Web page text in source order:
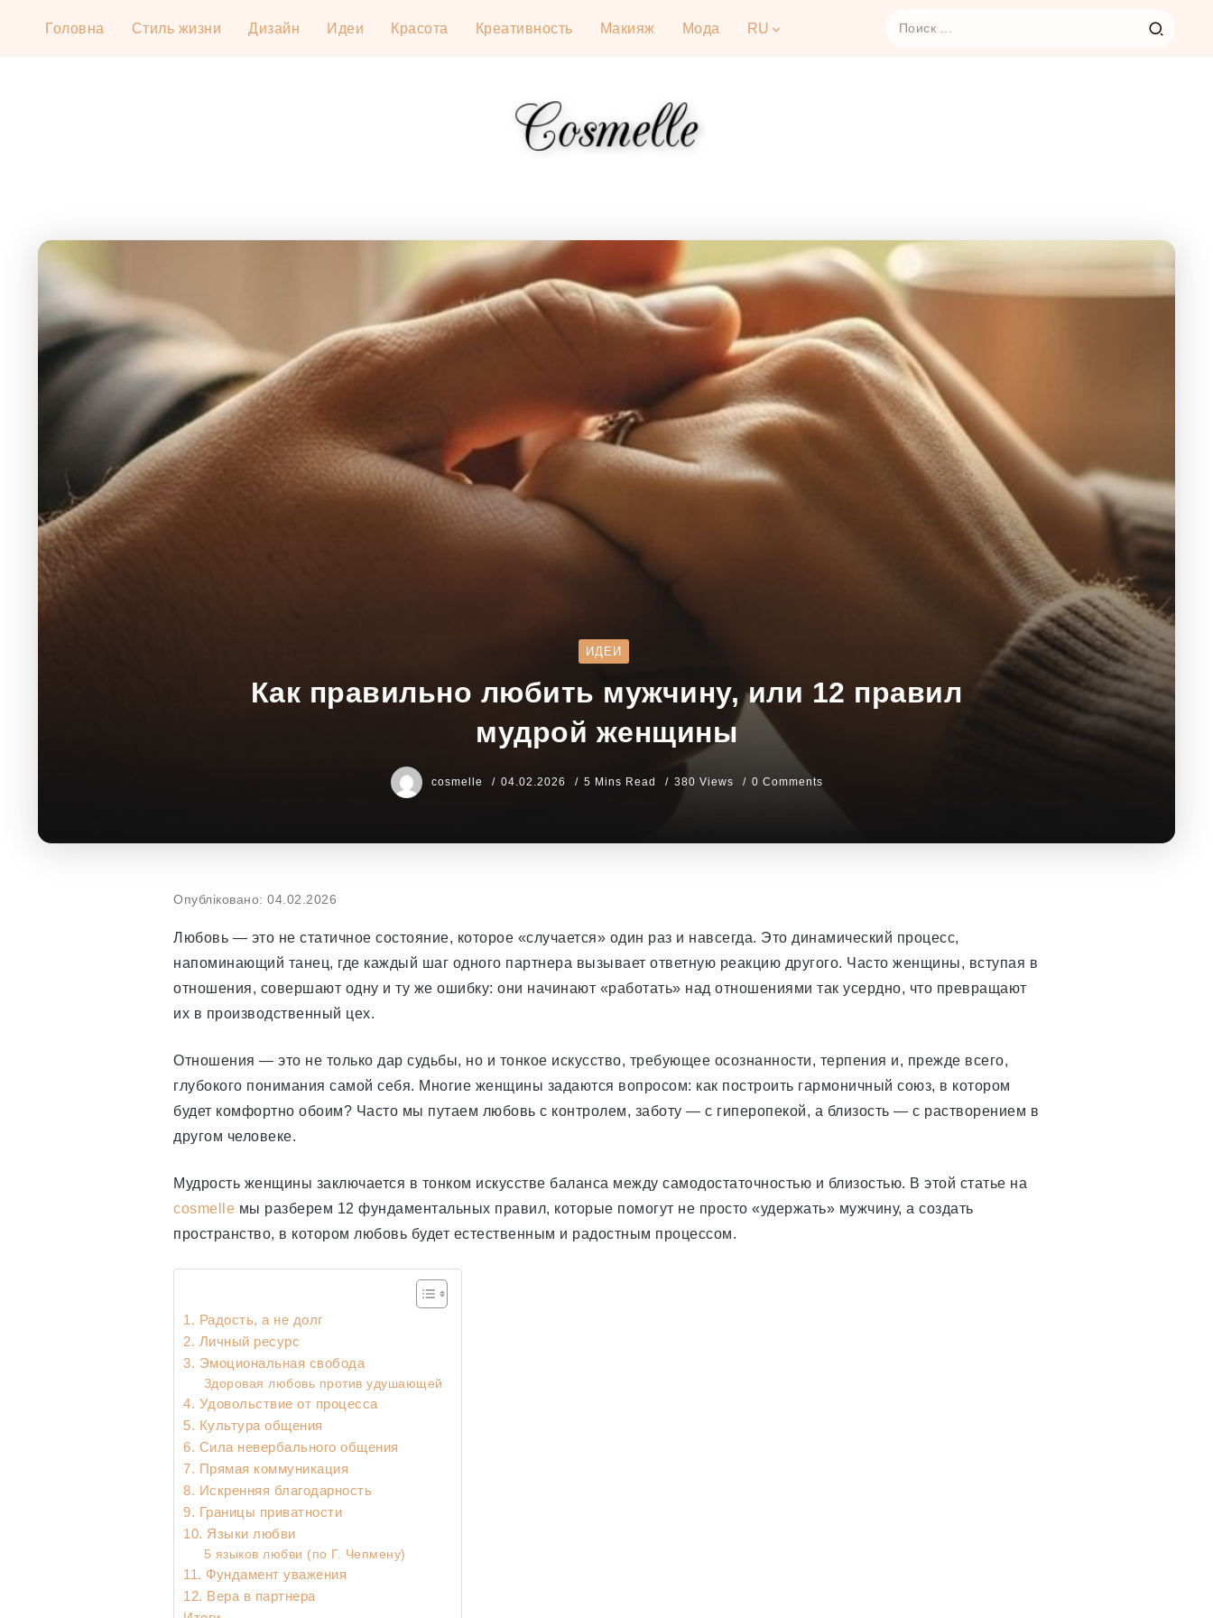
Головна Стиль жизни Дизайн Идеи Красота Креативность Макияж Мода RU
ИДЕИ
Как правильно любить мужчину, или 12 правил
мудрой женщины
cosmelle 04.02.2026 5 Mins Read 380 Views 0 Comments
Опубліковано: 04.02.2026
Любовь — это не статичное состояние, которое «случается» один раз и навсегда. Это динамический процесс,
напоминающий танец, где каждый шаг одного партнера вызывает ответную реакцию другого. Часто женщины, вступая в
отношения, совершают одну и ту же ошибку: они начинают «работать» над отношениями так усердно, что превращают
их в производственный цех.
Отношения — это не только дар судьбы, но и тонкое искусство, требующее осознанности, терпения и, прежде всего,
глубокого понимания самой себя. Многие женщины задаются вопросом: как построить гармоничный союз, в котором
будет комфортно обоим? Часто мы путаем любовь с контролем, заботу — с гиперопекой, а близость — с растворением в
другом человеке.
Мудрость женщины заключается в тонком искусстве баланса между самодостаточностью и близостью. В этой статье на
cosmelle мы разберем 12 фундаментальных правил, которые помогут не просто «удержать» мужчину, а создать
пространство, в котором любовь будет естественным и радостным процессом.
1. Радость, а не долг
2. Личный ресурс
3. Эмоциональная свобода
Здоровая любовь против удушающей
4. Удовольствие от процесса
5. Культура общения
6. Сила невербального общения
7. Прямая коммуникация
8. Искренняя благодарность
9. Границы приватности
10. Языки любви
5 языков любви (по Г. Чепмену)
11. Фундамент уважения
12. Вера в партнера